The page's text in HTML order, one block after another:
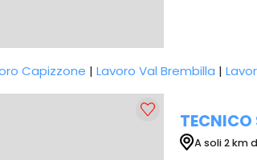
Capizzone | Lavoro Val Brembilla |
TECNICO
A soli 2 km